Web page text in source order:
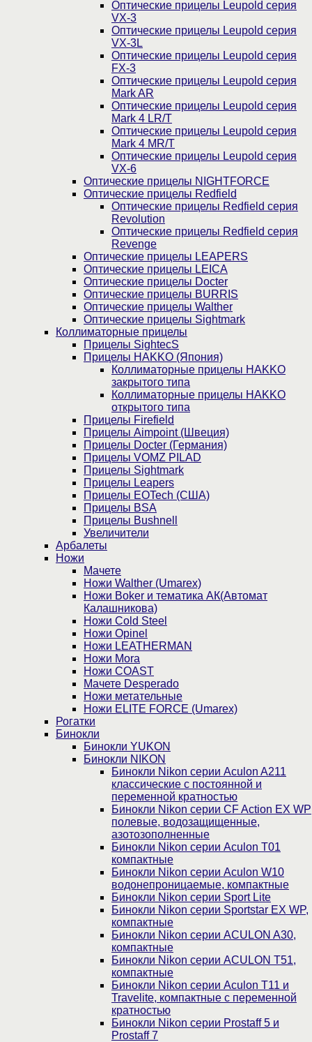
Оптические прицелы Leupold серия
VX-3
Оптические прицелы Leupold серия
VX-3L
Оптические прицелы Leupold серия
FX-3
Оптические прицелы Leupold серия
Mark AR
Оптические прицелы Leupold серия
Mark 4 LR/T
Оптические прицелы Leupold серия
Mark 4 MR/T
Оптические прицелы Leupold серия
VX-6
Оптические прицелы NIGHTFORCE
Оптические прицелы Redfield
Оптические прицелы Redfield серия
Revolution
Оптические прицелы Redfield серия
Revenge
Оптические прицелы LEAPERS
Оптические прицелы LEICA
Оптические прицелы Docter
Оптические прицелы BURRIS
Оптические прицелы Walther
Оптические прицелы Sightmark
Коллиматорные прицелы
Прицелы SightecS
Прицелы HAKKO (Япония)
Коллиматорные прицелы HAKKO
закрытого типа
Коллиматорные прицелы HAKKO
открытого типа
Прицелы Firefield
Прицелы Aimpoint (Швеция)
Прицелы Docter (Германия)
Прицелы VOMZ PILAD
Прицелы Sightmark
Прицелы Leapers
Прицелы EOTech (США)
Прицелы BSA
Прицелы Bushnell
Увеличители
Арбалеты
Ножи
Мачете
Ножи Walther (Umarex)
Ножи Boker и тематика АК(Автомат
Калашникова)
Ножи Cold Steel
Ножи Opinel
Ножи LEATHERMAN
Ножи Mora
Ножи COAST
Мачете Desperado
Ножи метательные
Ножи ELITE FORCE (Umarex)
Рогатки
Бинокли
Бинокли YUKON
Бинокли NIKON
Бинокли Nikon серии Aculon A211
классические с постоянной и
переменной кратностью
Бинокли Nikon серии СF Action EX WP
полевые, водозащищенные,
азотозополненные
Бинокли Nikon серии Aculon T01
компактные
Бинокли Nikon серии Aculon W10
водонепроницаемые, компактные
Бинокли Nikon серии Sport Lite
Бинокли Nikon серии Sportstar EX WP,
компактные
Бинокли Nikon серии ACULON A30,
компактные
Бинокли Nikon серии ACULON Т51,
компактные
Бинокли Nikon серии Aculon T11 и
Travelite, компактные с переменной
кратностью
Бинокли Nikon серии Prostaff 5 и
Prostaff 7